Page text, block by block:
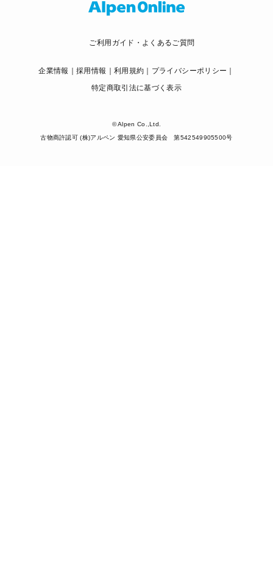
ご利用ガイド・よくあるご質問
企業情報 採用情報 利用規約
プライバシーポリシー
特定商取引法に基づく表示
© Alpen Co.,Ltd.
古物商許認可 (株)アルペン 愛知県公安委員会 第542549905500号